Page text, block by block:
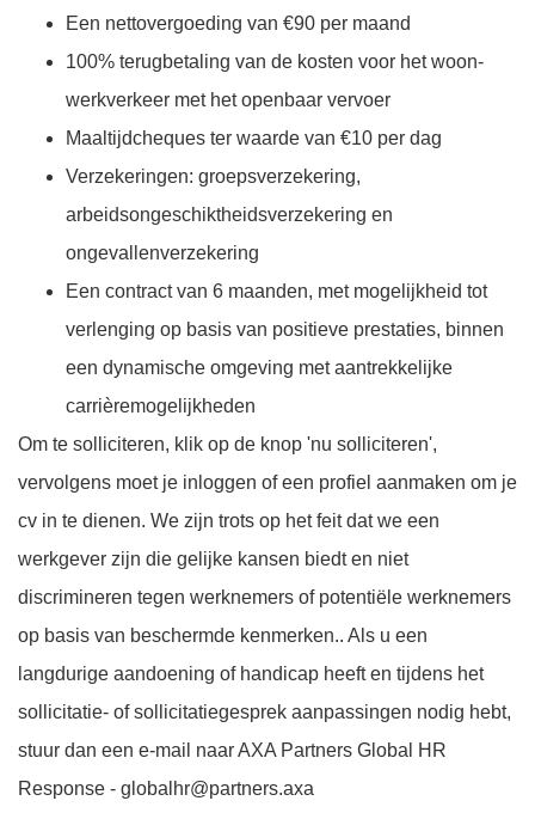
Een nettovergoeding van €90 per maand
100% terugbetaling van de kosten voor het woon-
werkverkeer met het openbaar vervoer
Maaltijdcheques ter waarde van €10 per dag
Verzekeringen: groepsverzekering,
arbeidsongeschiktheidsverzekering en
ongevallenverzekering
Een contract van 6 maanden, met mogelijkheid tot
verlenging op basis van positieve prestaties, binnen
een dynamische omgeving met aantrekkelijke
carrièremogelijkheden
Om te solliciteren, klik op de knop 'nu solliciteren',
vervolgens moet je inloggen of een profiel aanmaken om je
cv in te dienen. We zijn trots op het feit dat we een
werkgever zijn die gelijke kansen biedt en niet
discrimineren tegen werknemers of potentiële werknemers
op basis van beschermde kenmerken.. Als u een
langdurige aandoening of handicap heeft en tijdens het
sollicitatie- of sollicitatiegesprek aanpassingen nodig hebt,
stuur dan een e-mail naar AXA Partners Global HR
Response - globalhr@partners.axa